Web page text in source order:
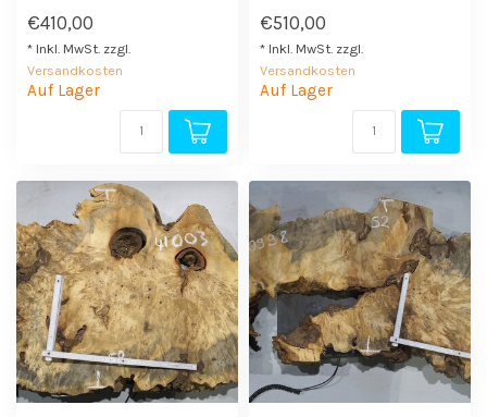
€410,00
* Inkl. MwSt. zzgl.
Versandkosten
Auf Lager
€510,00
* Inkl. MwSt. zzgl.
Versandkosten
Auf Lager